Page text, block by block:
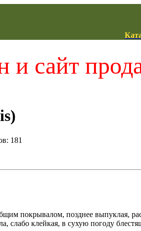
и сайт
181
покрывалом, позднее выпуклая,
клейкая, в сухую погоду